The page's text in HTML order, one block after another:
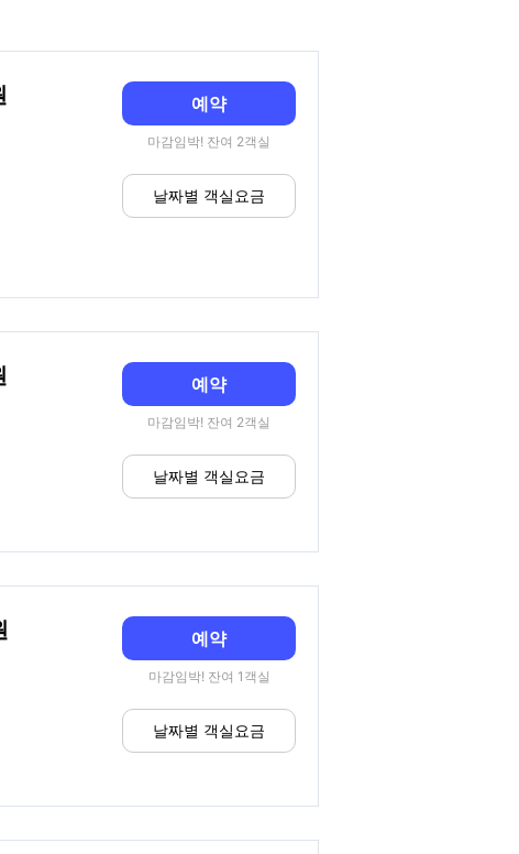
예약
마감임박! 잔여 2객실
날짜별 객실요금
예약
마감임박! 잔여 2객실
날짜별 객실요금
예약
마감임박! 잔여 1객실
날짜별 객실요금